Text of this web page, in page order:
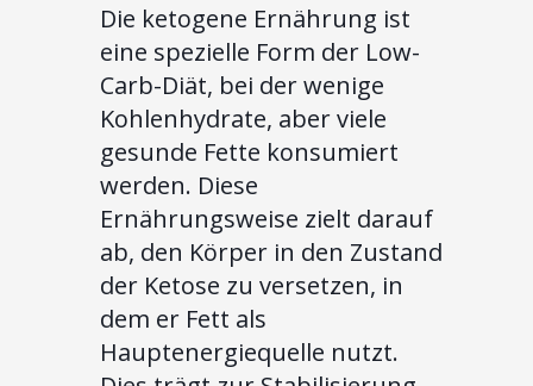
Die ketogene Ernährung ist
eine spezielle Form der Low-
Carb-Diät, bei der wenige
Kohlenhydrate, aber viele
gesunde Fette konsumiert
werden. Diese
Ernährungsweise zielt darauf
ab, den Körper in den Zustand
der Ketose zu versetzen, in
dem er Fett als
Hauptenergiequelle nutzt.